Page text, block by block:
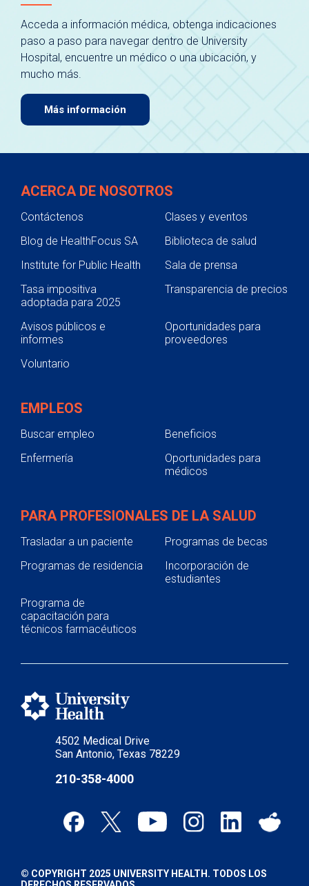
Acceda a información médica, obtenga indicaciones
paso a paso para navegar dentro de University
Hospital, encuentre un médico o una ubicación, y
mucho más.
Más información
4502 Medical Drive
San Antonio, Texas 78229
210-358-4000
ACERCA DE NOSOTROS
Contáctenos
Clases y eventos
Blog de HealthFocus SA
Biblioteca de salud
Institute for Public Health
Sala de prensa
Tasa impositiva
adoptada para 2025
Transparencia de precios
Avisos públicos e
informes
Oportunidades para
proveedores
Voluntario
EMPLEOS
Buscar empleo
Beneficios
Enfermería
Oportunidades para
médicos
PARA PROFESIONALES DE LA SALUD
Trasladar a un paciente
Programas de becas
Programas de residencia
Incorporación de
estudiantes
Programa de
capacitación para
técnicos farmacéuticos
© COPYRIGHT 2025 UNIVERSITY HEALTH. TODOS LOS